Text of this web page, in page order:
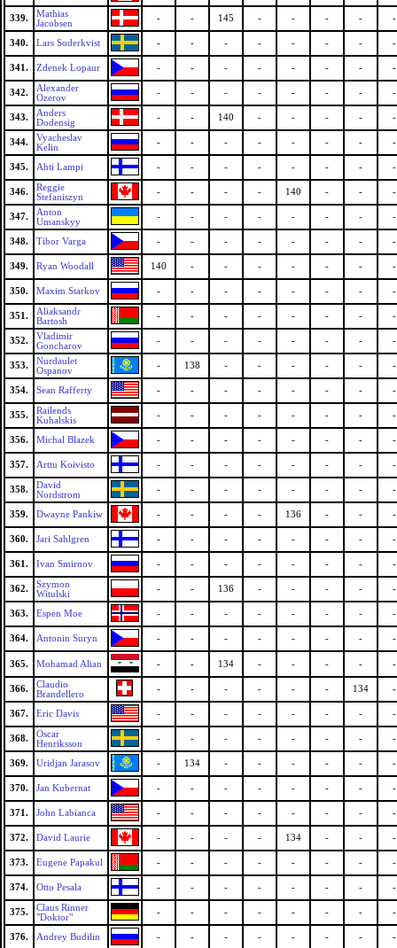
339.
Mathias
Jacobsen
- - 145 - - - - -
340. Lars Soderkvist - - - - - - - -
341. Zdenek Lopaur - - - - - - - -
342.
Alexander
Ozerov
- - - - - - - -
343.
Anders
Dodensig
- - 140 - - - - -
344.
Vyacheslav
Kelin
- - - - - - - -
345. Ahti Lampi - - - - - - - -
346.
Reggie
Stefaniszyn
- - - - 140 - - -
347.
Anton
Umanskyy
- - - - - - - -
348. Tibor Varga - - - - - - - -
349. Ryan Woodall 140 - - - - - - -
350. Maxim Starkov - - - - - - - -
351.
Aliaksandr
Bartosh
- - - - - - - -
352.
Vladimir
Goncharov
- - - - - - - -
353.
Nurdaulet
Ospanov
- 138 - - - - - -
354. Sean Rafferty - - - - - - - -
355.
Railends
Kuhalskis
- - - - - - - -
356. Michal Blazek - - - - - - - -
357. Arttu Koivisto - - - - - - - -
358.
David
Nordstrom
- - - - - - - -
359. Dwayne Pankiw - - - - 136 - - -
360. Jari Sahlgren - - - - - - - -
361. Ivan Smirnov - - - - - - - -
362.
Szymon
Witulski
- - 136 - - - - -
363. Espen Moe - - - - - - - -
364. Antonin Suryn - - - - - - - -
365. Mohamad Alian - - 134 - - - - -
366.
Claudio
Brandellero
- - - - - - 134 -
367. Eric Davis - - - - - - - -
368.
Oscar
Henriksson
- - - - - - - -
369. Uridjan Jarasov - 134 - - - - - -
370. Jan Kubernat - - - - - - - -
371. John Labianca - - - - - - - -
372. David Laurie - - - - 134 - - -
373. Eugene Papakul - - - - - - - -
374. Otto Pesala - - - - - - - -
375.
Claus Rinner
"Doktor"
- - - - - - - -
376. Andrey Budilin - - - - - - - -